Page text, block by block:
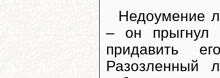
Недоумение
– он прыгнул
придавить
Разозленный